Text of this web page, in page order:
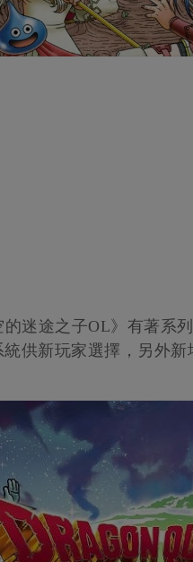
的迷途之子OL》有著系
供新玩家選擇，另外